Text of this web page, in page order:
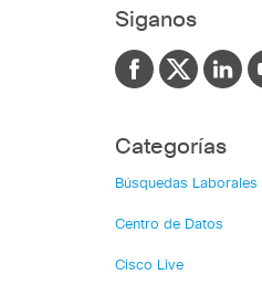
Siganos
Categorías
Búsquedas Laborales
Centro de Datos
Cisco Live